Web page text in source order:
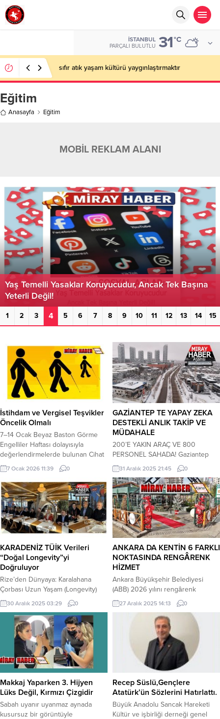
İSTANBUL
PARÇALI BULUTLU 31°C
sıfır atık yaşam kültürü yaygınlaştırmaktır
Eğitim
Anasayfa Eğitim
MOBİL REKLAM ALANI
Yaş Temelli Yasaklar Koruyucudur, Ancak Tek Başına
Yeterli Değil!
1 2 3 4 5 6 7 8 9 10 11 12 13 14 15
İstihdam ve Vergisel Teşvikler
Öncelik Olmalı
7–14 Ocak Beyaz Baston Görme
Engelliler Haftası dolayısıyla
değerlendirmelerde bulunan Cihat
Çetinkaya, görme engelli bireylerin
kamusal hayata eşit ve güvenli
katılımının yalnızca sosyal bir
hassasiyet değil; aynı zamanda
mali, hukuki ve yönetsel bir
sorumluluk alanı olduğunu
vurguladı. Çetinkaya, beyaz
bastonun bağımsız hareketin ve
eşit yurttaşlığın simgesi olduğuna
dikkat çekerek, “Erişilebilirlik...
7 Ocak 2026 11:39 0
GAZİANTEP TE YAPAY ZEKA
DESTEKLİ ANLIK TAKİP VE
MÜDAHALE
200’E YAKIN ARAÇ VE 800
PERSONEL SAHADA! Gaziantep
Büyükşehir Belediyesi, gece
saatlerinden itibaren etkisini
sürdüren kar yağışına karşı kent
genelinde çalışmalarını aralıksız
sürdürüyor. Tüm kurumlarla
koordinasyon sağlanarak ekipler,
başta ana arterler olmak üzere
sahada görev başında yoğun mesai
harcıyor. Vatandaşların ulaşımını
sorunsuz şekilde sürdürebilmesi
ve olası olumsuzlukların önüne
geçilmesi amacıyla...
31 Aralık 2025 21:45 0
KARADENİZ TÜİK Verileri
“Doğal Longevity”yi
Doğruluyor
Rize’den Dünyaya: Karalahana
Çorbası Uzun Yaşam (Longevity)
Trendine Yön Veriyor.
Karadeniz’den süper besin Kale’ye
Meydan Okuma: Karalahana Hep
Buradaydı, Faydası Yaş
Ortalamamızdan Belli! Dünya
gastronomi sahnesi son yıllarda
uzun yaşamın (Longevity) sırrını
“Kale” bitkisinde arayadursun,
Karadeniz yaylalarından bu küresel
trende asırlık ve “süper” bir cevap
yükseliyor. New York’tan Londra’ya
sağlıklı...
30 Aralık 2025 03:29 0
ANKARA DA KENTİN 6 FARKLI
NOKTASINDA RENGÂRENK
HİZMET
Ankara Büyükşehir Belediyesi
(ABB) 2026 yılını rengârenk
çiçeklerle karşılıyor. Yılbaşına özel
ürünlerle adeta görsel bir şölene
dönüşen ANFA Bitki Evleri’nde
kokina, yılbaşı aranjmanları, kesme
çiçekler ve süslenmiş ladin türleri
Ankaralıların beğenisine sunuldu.
Ankara Büyükşehir Belediyesi’ne
(ABB) bağlı Altınpark, Çukurambar,
ATA Çiftliği, Atatürk Çocukları Doğal
Yaşa Parkı, Zeynepcik ve Beypazarı
Bitki...
27 Aralık 2025 14:13 0
Makkaj Yaparken 3. Hijyen
Lüks Değil, Kırmızı Çizgidir
Sabah uyanır uyanmaz aynada
kusursuz bir görüntüyle
Recep Süslü,Gençlere
Atatürk’ün Sözlerini Hatırlattı.
Büyük Anadolu Sancak Hareketi
Kültür ve işbirliği derneği genel